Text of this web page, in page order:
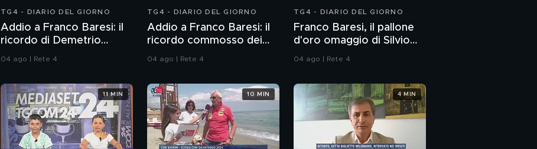
TG4 - DIARIO DEL GIORNO
Addio a Franco Baresi: il
ricordo di Demetrio
Albertini, Clarence
04 ago | Rete 4
TG4 - DIARIO DEL GIORNO
Addio a Franco Baresi: il
ricordo commosso dei
04 ago | Rete 4
TG4 - DIARIO DEL GIORNO
Franco Baresi, il pallone
d'oro omaggio di Silvio
Berlusconi
04 ago | Rete 4
11 MIN 10 MIN 4 MIN